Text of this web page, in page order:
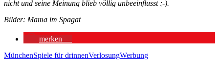
nicht und seine Meinung blieb völlig unbeeinflusst ;-).
Bilder: Mama im Spagat
merken
MünchenSpiele für drinnenVerlosungWerbung